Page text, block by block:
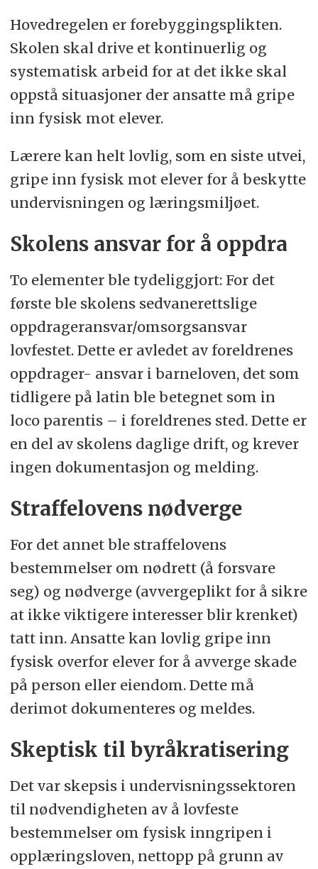
Hovedregelen er forebyggingsplikten.
Skolen skal drive et kontinuerlig og
systematisk arbeid for at det ikke skal
oppstå situasjoner der ansatte må gripe
inn fysisk mot elever.
Lærere kan helt lovlig, som en siste utvei,
gripe inn fysisk mot elever for å beskytte
undervisningen og læringsmiljøet.
Skolens ansvar for å oppdra
To elementer ble tydeliggjort: For det
første ble skolens sedvanerettslige
oppdrageransvar/omsorgsansvar
lovfestet. Dette er avledet av foreldrenes
oppdrager- ansvar i barneloven, det som
tidligere på latin ble betegnet som in
loco parentis – i foreldrenes sted. Dette er
en del av skolens daglige drift, og krever
ingen dokumentasjon og melding.
Straffelovens nødverge
For det annet ble straffelovens
bestemmelser om nødrett (å forsvare
seg) og nødverge (avvergeplikt for å sikre
at ikke viktigere interesser blir krenket)
tatt inn. Ansatte kan lovlig gripe inn
fysisk overfor elever for å avverge skade
på person eller eiendom. Dette må
derimot dokumenteres og meldes.
Skeptisk til byråkratisering
Det var skepsis i undervisningssektoren
til nødvendigheten av å lovfeste
bestemmelser om fysisk inngripen i
opplæringsloven, nettopp på grunn av